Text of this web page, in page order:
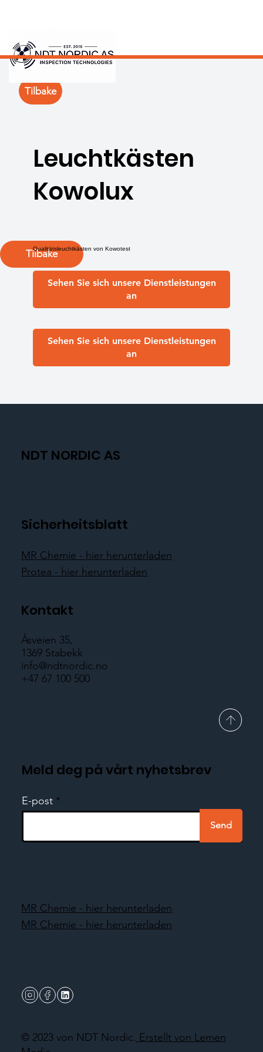
Tilbake
Leuchtkästen
Kowolux
Qualitätsleuchtkästen von Kowotest
Sehen Sie sich unsere Dienstleistungen
an
Sehen Sie sich unsere Dienstleistungen
an
Tilbake
NDT NORDIC AS
Sicherheitsblatt
MR Chemie - hier herunterladen
Protea - hier herunterladen
Kontakt
Åsveien 35,
1369 Stabekk
info@ndtnordic.no
+47 67 100 500
Meld deg på vårt nyhetsbrev
E-post
Send
© 2023 von NDT Nordic. Erstellt von Lemen
MR Chemie - hier herunterladen
MR Chemie - hier herunterladen